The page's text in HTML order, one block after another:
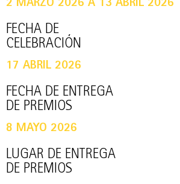
2 MARZO 2026 A 13 ABRIL 2026
FECHA DE
CELEBRACIÓN
17 ABRIL 2026
FECHA DE ENTREGA
DE PREMIOS
8 MAYO 2026
LUGAR DE ENTREGA
DE PREMIOS